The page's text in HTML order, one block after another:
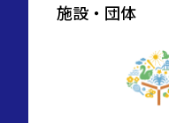
domain ひ
よ
一
丁
目
施設・団体